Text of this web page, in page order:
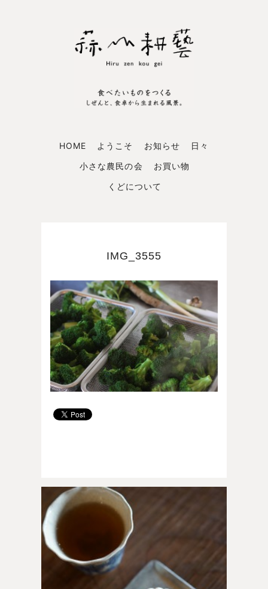
HOME ようこそ お知らせ
日々
小さな農民の会
お買い物
くどについて
IMG_3555